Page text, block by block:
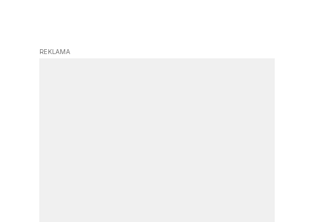
REKLAMA